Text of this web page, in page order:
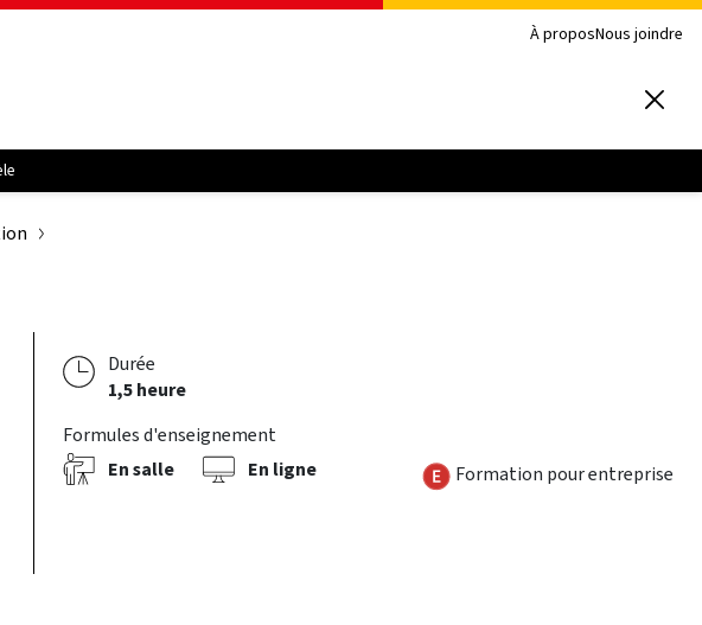
À proposNous joindre
Durée
1,5 heure
Formules d'enseignement
En salle
En ligne Formation pour entreprise